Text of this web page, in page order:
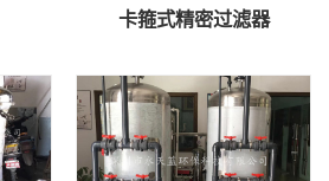
卡箍式精密过滤器